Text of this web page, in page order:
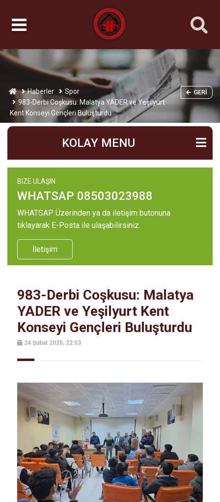
Haberler
Spor
983-Derbi Coşkusu: Malatya YADER ve Yeşilyurt
Kent Konseyi Gençleri Buluşturdu
GERI
KOLAY MENU
BIZE ULAŞIN
WHATSAP 08503023988
WHATSAP Üzerinden ya da iletişim butonuna
tıklayarak E-Posta ile ulaşabilirsiniz.
İletişim
983-Derbi Coşkusu: Malatya
YADER ve Yeşilyurt Kent
Konseyi Gençleri Buluşturdu
24 Şubat 2025, 22:53